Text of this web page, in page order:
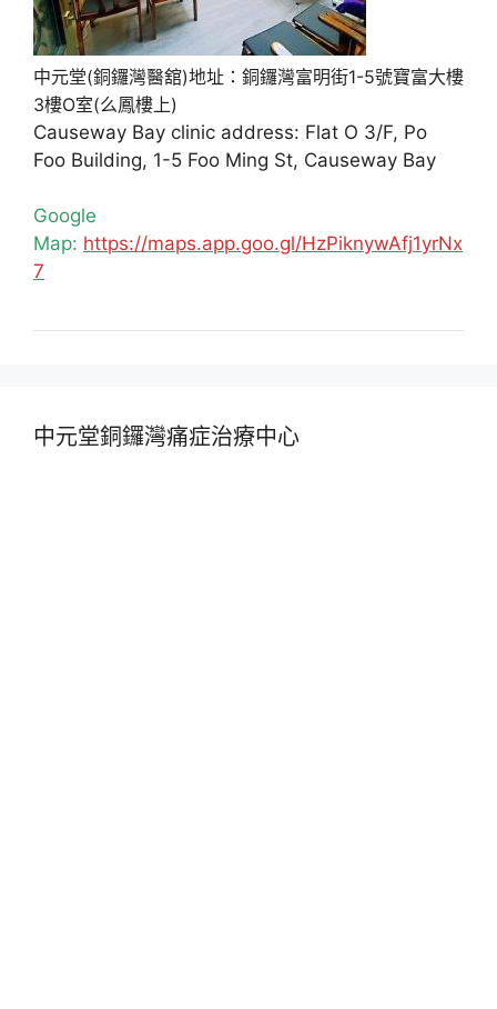
中元堂(銅鑼灣醫舘)地址：銅鑼灣富明街1-5號寶富大樓
3樓O室(么鳳樓上)
Causeway Bay clinic address: Flat O 3/F, Po
Foo Building, 1-5 Foo Ming St, Causeway Bay
Google
Map: https://maps.app.goo.gl/HzPiknywAfj1yrNx
7
中元堂銅鑼灣痛症治療中心